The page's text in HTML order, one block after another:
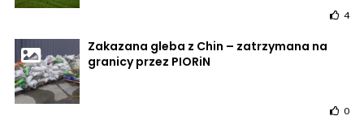
4
Zakazana gleba z Chin – zatrzymana na
granicy przez PIORiN
0